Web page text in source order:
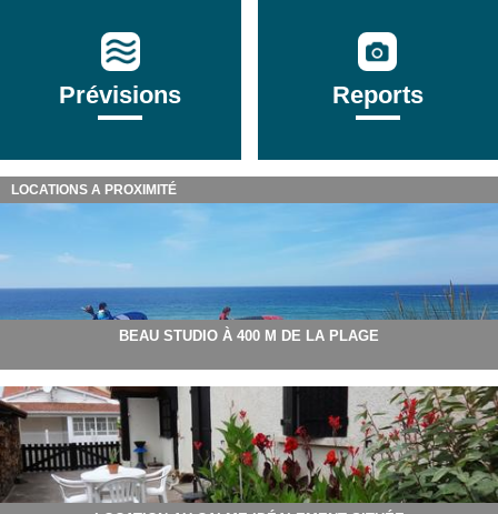
Prévisions Reports
LOCATIONS A PROXIMITÉ
BEAU STUDIO À 400 M DE LA PLAGE